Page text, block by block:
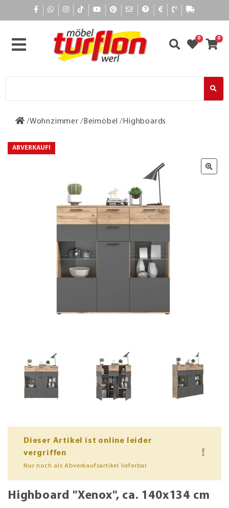
0 0
Wohnzimmer Beimöbel Highboards
ABVERKAUF!
Dieser Artikel ist online leider
vergriffen
Nur noch als Abverkaufsartikel lieferbar
Highboard "Xenox", ca. 140x134 cm